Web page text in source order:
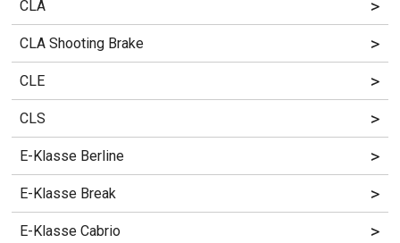
CLA >
CLA Shooting Brake >
CLE >
CLS >
E-Klasse Berline >
E-Klasse Break >
E-Klasse Cabrio >